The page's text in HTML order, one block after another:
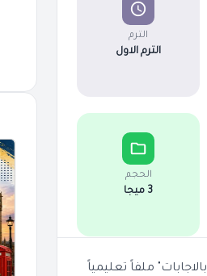
الترم
الترم الاول
الحجم
3 ميجا
تعتبر "مذكرة طالع خامسة لتأسيس النحو للصف الخامس الابتدائي 2027 PDF بالاجابات" ملفاً تعليمياً